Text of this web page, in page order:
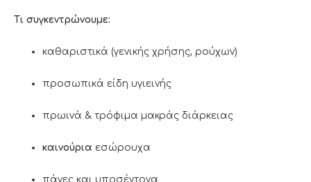
Τι συγκεντρώνουμε:
καθαριστικά (γενικής χρήσης, ρούχων)
προσωπικά είδη υγιεινής
πρωινά & τρόφιμα μακράς διάρκειας
καινούρια εσώρουχα
πάνες και υποσέντονα